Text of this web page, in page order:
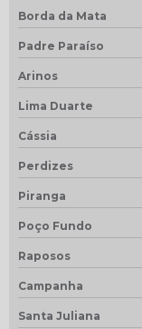
Borda da Mata
Padre Paraíso
Arinos
Lima Duarte
Cássia
Perdizes
Piranga
Poço Fundo
Raposos
Campanha
Santa Juliana